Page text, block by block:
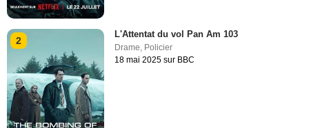
2
L'Attentat du vol Pan Am 103
Drame, Policier
18 mai 2025 sur BBC